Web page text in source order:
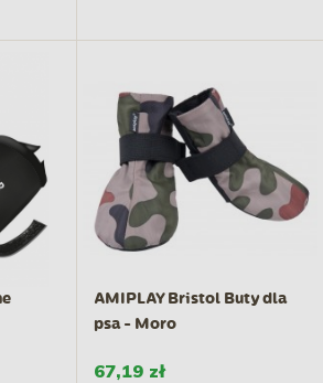
AMIPLAY Bristol Buty dla
psa - Moro
67,19 zł